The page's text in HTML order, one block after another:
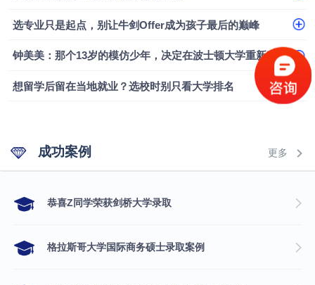
选专业只是起点，别让牛剑Offer成为孩子最后的巅峰
钟美美：那个13岁的模仿少年，决定在波士顿大学重新定义自己
想留学后留在当地就业？选校时别只看大学排名
成功案例 更多
​恭喜Z同学荣获剑桥大学录取
格拉斯哥大学国际商务硕士录取案例